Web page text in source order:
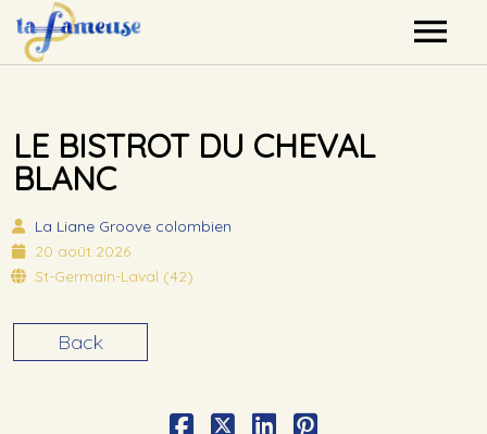
Agenda
LE BISTROT DU CHEVAL
BLANC
La Liane Groove colombien
20 août 2026
St-Germain-Laval (42)
Back